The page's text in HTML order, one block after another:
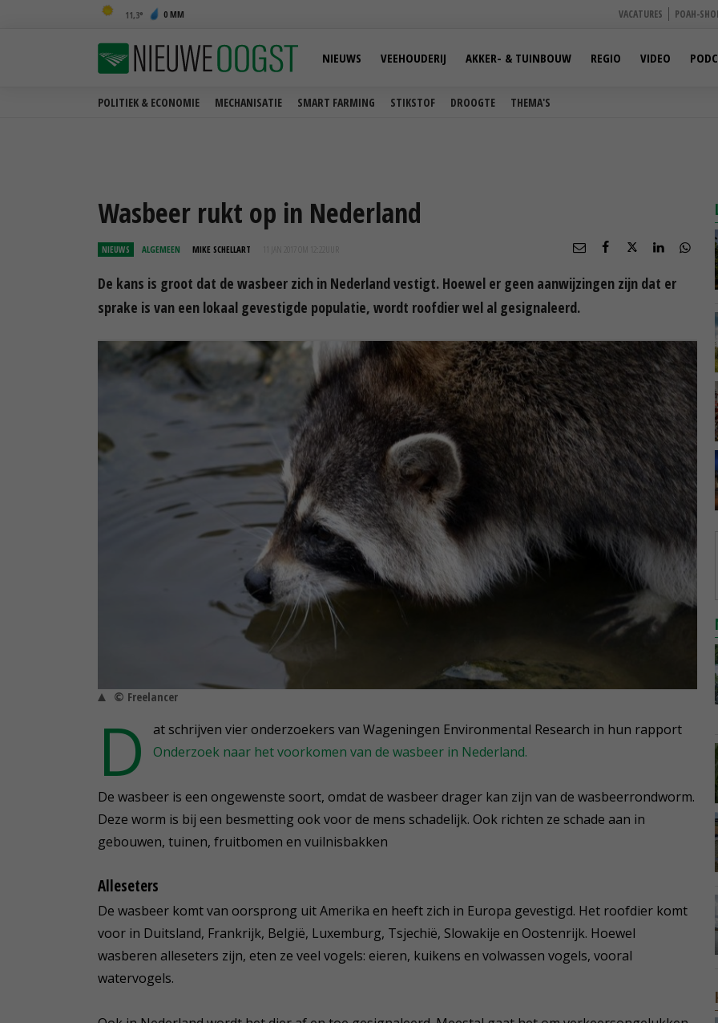
11,3 0 MM VACATURES POAH-
POLITIEK & ECONOMIE MECHANISATIE SMART FARMING STIKSTOF DROOGTE THEMA'S
NIEUWS VEEHOUDERIJ AKKER- & TUINBOUW REGIO VIDEO
Wasbeer rukt op in Nederland
NIEUWS ALGEMEEN MIKE SCHELLART 11 JAN 2017 OM 12:22
De kans is groot dat de wasbeer zich in Nederland vestigt. Hoewel er geen aanwijzingen zijn dat er
sprake is van een lokaal gevestigde populatie, wordt roofdier wel al gesignaleerd.
© Freelancer
D
at schrijven vier onderzoekers van Wageningen Environmental Research in hun rapport
Onderzoek naar het voorkomen van de wasbeer in Nederland.
De wasbeer is een ongewenste soort, omdat de wasbeer drager kan zijn van de wasbeerrondworm.
Deze worm is bij een besmetting ook voor de mens schadelijk. Ook richten ze schade aan in
gebouwen, tuinen, fruitbomen en vuilnisbakken
Alleseters
De wasbeer komt van oorsprong uit Amerika en heeft zich in Europa gevestigd. Het roofdier komt
voor in Duitsland, Frankrijk, België, Luxemburg, Tsjechië, Slowakije en Oostenrijk. Hoewel
wasberen alleseters zijn, eten ze veel vogels: eieren, kuikens en volwassen vogels, vooral
watervogels.